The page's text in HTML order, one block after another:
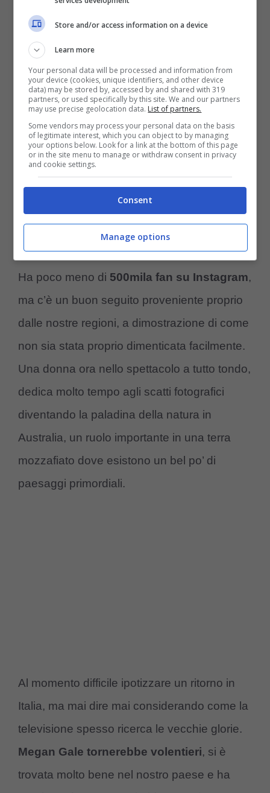
costume
Fisico sempre in forma per Megan Gale (Instagram) –
Ha poco meno di 500mila fan su Instagram,
ma c’è un buon seguito proveniente proprio
dalle nostre regioni, a dimostrazione di come
non sia stata proprio dimenticata facilmente.
Una donna ora nello spettacolo a tutto tondo,
dedica molto tempo agli scatti fotografici
diventando la paladina della natura in
Australia, un ruolo importante in una terra
mozzafiato dove esistono un bel po’ di
paesaggi primordiali.
Al momento difficile ipotizzare un ritorno in
Italia, ma mai dire mai considerando come la
televisione spesso ricerca le vecchie glorie.
Megan Gale tornerebbe volentieri, si è
trovata molto bene nel nostro paese e ha
Store and/or access information on a device
Learn more
Your personal data will be processed and information from
your device (cookies, unique identifiers, and other device
data) may be stored by, accessed by and shared with 319
partners, or used specifically by this site. We and our partners
may use precise geolocation data. List of partners.
Some vendors may process your personal data on the basis
of legitimate interest, which you can object to by managing
your options below. Look for a link at the bottom of this page
or in the site menu to manage or withdraw consent in privacy
and cookie settings.
Consent
Manage options